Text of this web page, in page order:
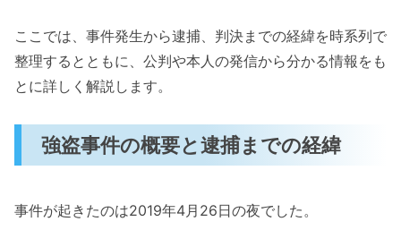
ここでは、事件発生から逮捕、判決までの経緯を時系列で
整理するとともに、公判や本人の発信から分かる情報をも
とに詳しく解説します。
強盗事件の概要と逮捕までの経緯
事件が起きたのは2019年4月26日の夜でした。